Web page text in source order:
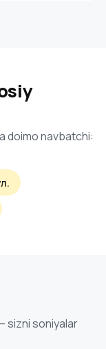
doimo navbatchi:
sizni soniyalar